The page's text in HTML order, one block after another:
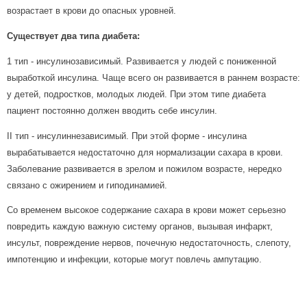
возрастает в крови до опасных уровней.
Существует два типа диабета:
1 тип - инсулинозависимый. Развивается у людей с пониженной
выработкой инсулина. Чаще всего он развивается в раннем возрасте:
у детей, подростков, молодых людей. При этом типе диабета
пациент постоянно должен вводить себе инсулин.
II тип - инсулиннезависимый. При этой форме - инсулина
вырабатывается недостаточно для нормализации сахара в крови.
Заболевание развивается в зрелом и пожилом возрасте, нередко
связано с ожирением и гиподинамией.
Со временем высокое содержание сахара в крови может серьезно
повредить каждую важную систему органов, вызывая инфаркт,
инсульт, повреждение нервов, почечную недостаточность, слепоту,
импотенцию и инфекции, которые могут повлечь ампутацию.